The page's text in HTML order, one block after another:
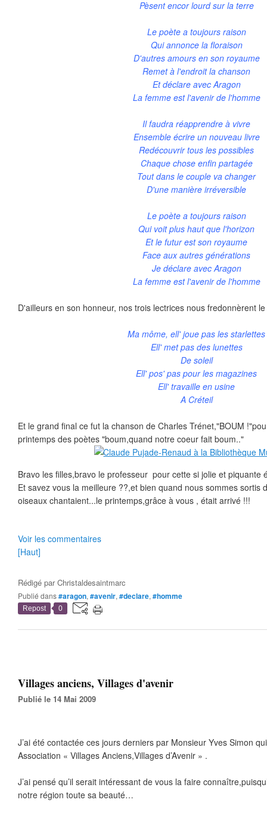
Pèsent encor lourd sur la terre
Le poète a toujours raison
Qui annonce la floraison
D'autres amours en son royaume
Remet à l'endroit la chanson
Et déclare avec Aragon
La femme est l'avenir de l'homme
Il faudra réapprendre à vivre
Ensemble écrire un nouveau livre
Redécouvrir tous les possibles
Chaque chose enfin partagée
Tout dans le couple va changer
D'une manière irréversible
Le poète a toujours raison
Qui voit plus haut que l'horizon
Et le futur est son royaume
Face aux autres générations
Je déclare avec Aragon
La femme est l'avenir de l'homme
D'ailleurs en son honneur, nos trois lectrices nous fredonnèrent
Ma môme, ell' joue pas les starlettes
Ell' met pas des lunettes
De soleil
Ell' pos' pas pour les magazines
Ell' travaille en usine
A Créteil
Et le grand final ce fut la chanson de Charles Trénet,"BOUM
printemps des poètes "boum,quand notre coeur fait boum.."
Bravo les filles,bravo le professeur pour cette si jolie et piquante
Et savez vous la meilleure ??,et bien quand nous sommes sortis
oiseaux chantaient...le printemps,grâce à vous , était arrivé !!!
Voir les commentaires
[Haut]
Rédigé parChristaldesaintmarc
Publié dans#aragon, #avenir, #declare, #homme
Repost 0
Villages anciens, Villages d'avenir
Publié le 14 Mai 2009
J’ai été contactée ces jours derniers par Monsieur Yves Simon
Association « Villages Anciens,Villages d’Avenir » .
J’ai pensé qu’il serait intéressant de vous la faire
notre région toute sa beauté…